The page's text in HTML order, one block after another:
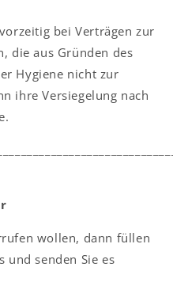
bei Verträgen zur
die aus Gründen des
Hygiene nicht zur
ihre Versiegelung nach
wollen, dann füllen
und senden Sie es